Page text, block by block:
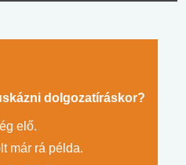
dolgozatíráskor?
elő.
már rá példa.